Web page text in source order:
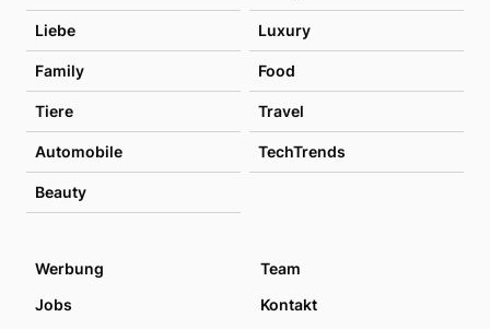
Liebe Luxury
Family Food
Tiere Travel
Automobile TechTrends
Beauty
Werbung
Team
Jobs
Kontakt